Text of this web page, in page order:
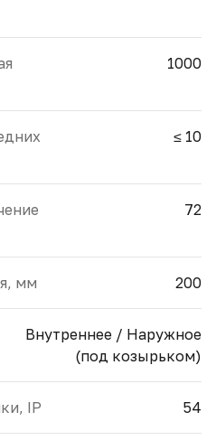
1000
≤ 10
72
мм 200
Внутреннее / Наружное
(под козырьком)
IP 54